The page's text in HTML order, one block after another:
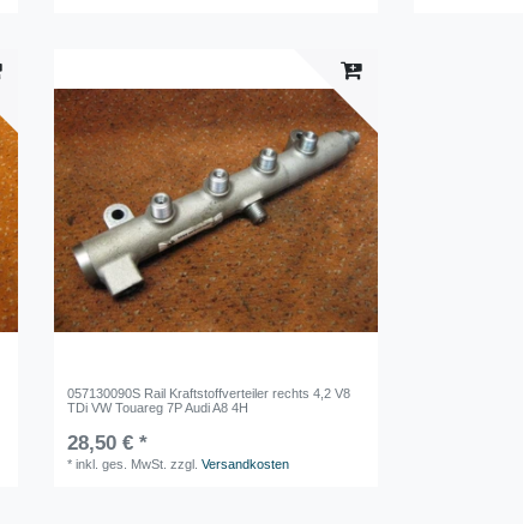
057130090S Rail Kraftstoffverteiler rechts 4,2 V8
TDi VW Touareg 7P Audi A8 4H
28,50 € *
*inkl. ges. MwSt. zzgl.Versandkosten